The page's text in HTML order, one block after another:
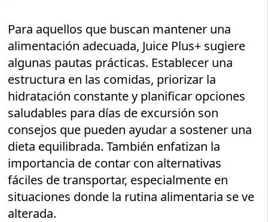
Para aquellos que buscan mantener una
alimentación adecuada, Juice Plus+ sugiere
algunas pautas prácticas. Establecer una
estructura en las comidas, priorizar la
hidratación constante y planificar opciones
saludables para días de excursión son
consejos que pueden ayudar a sostener una
dieta equilibrada. También enfatizan la
importancia de contar con alternativas
fáciles de transportar, especialmente en
situaciones donde la rutina alimentaria se ve
alterada.